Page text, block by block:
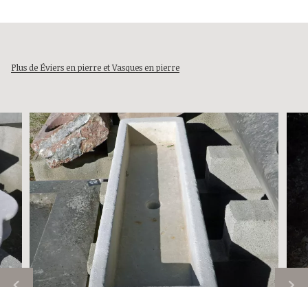
Plus de Éviers en pierre et Vasques en pierre